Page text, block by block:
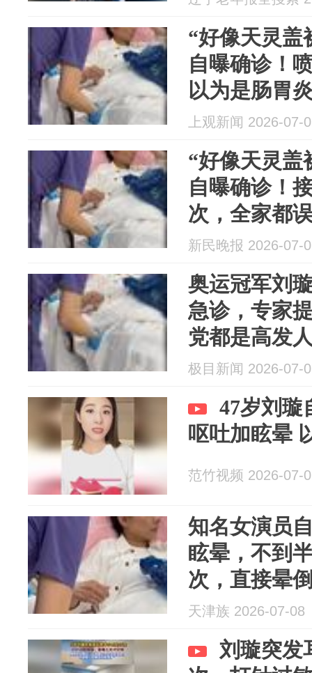
“好像天灵盖
自曝确诊！
以为是肠胃
上观新闻 2026-07-
“好像天灵盖
自曝确诊！
次，全家都
新民晚报 2026-07-
奥运冠军刘
急诊，专家
党都是高发
极目新闻 2026-07-
47岁刘璇
呕吐加眩晕
范竹视频 2026-07-
知名女演员
眩晕，不到
次，直接晕
天津族 2026-07-08
刘璇突发